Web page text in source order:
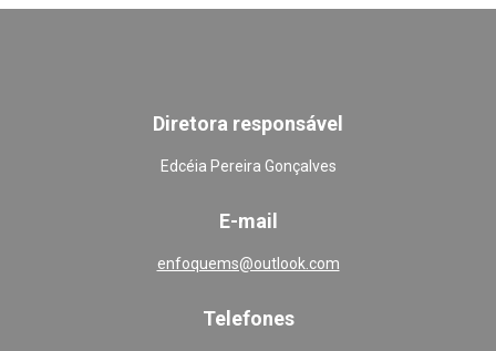
Diretora responsável
Edcéia Pereira Gonçalves
E-mail
enfoquems@outlook.com
Telefones